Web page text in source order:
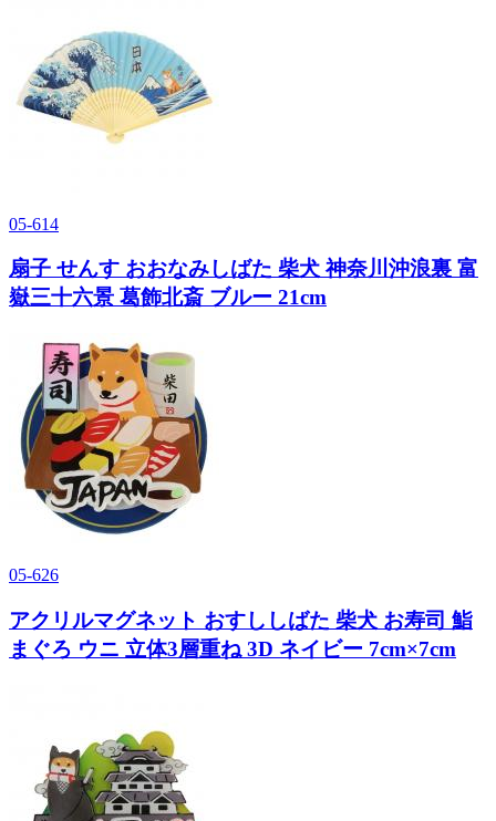
05-614
扇子 せんす おおなみしばた 柴犬 神奈川沖浪裏 富
嶽三十六景 葛飾北斎 ブルー 21cm
05-626
アクリルマグネット おすししばた 柴犬 お寿司 鮨
まぐろ ウニ 立体3層重ね 3D ネイビー 7cm×7cm